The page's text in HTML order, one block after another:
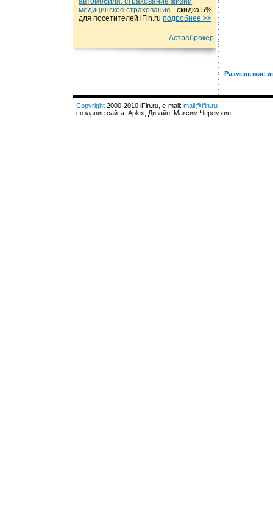
медицинское страхование - cкидка 5%
для посетителей iFin.ru подробнеe >>
Астраброкер
Размещение
Copyright 2000-2010 iFin.ru, e-mail: mail@ifin.ru
создание сайта: Aplex, Дизайн: Максим Черемхин